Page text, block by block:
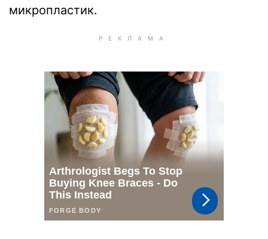
микропластик.